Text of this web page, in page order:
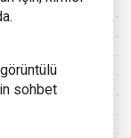
sohbet